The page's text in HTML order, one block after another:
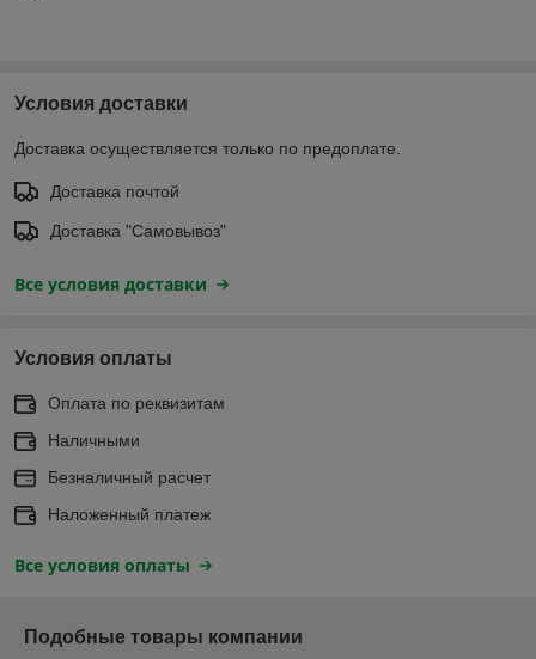
Условия доставки
Доставка осуществляется только по предоплате.
Доставка почтой
Доставка "Самовывоз"
Все условия доставки
Условия оплаты
Оплата по реквизитам
Наличными
Безналичный расчет
Наложенный платеж
Все условия оплаты
Подобные товары компании